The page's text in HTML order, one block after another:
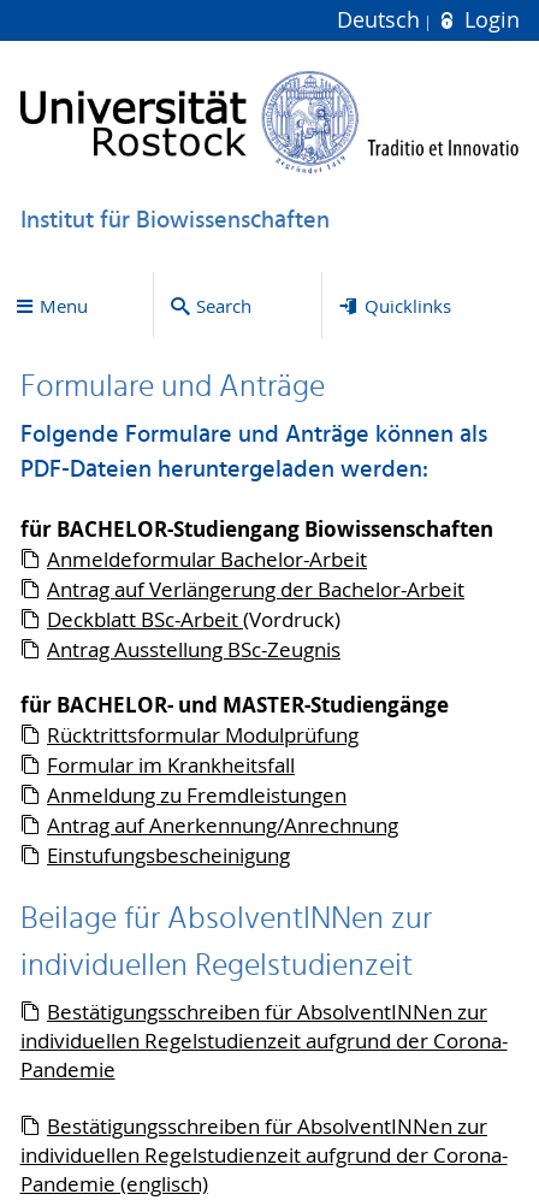
Deutsch Login
Institut für Biowissenschaften
Menu Search Quicklinks
Formulare und Anträge
Folgende Formulare und Anträge können als
PDF-Dateien heruntergeladen werden:
für BACHELOR-Studiengang Biowissenschaften
Anmeldeformular Bachelor-Arbeit
Antrag auf Verlängerung der Bachelor-Arbeit
Deckblatt BSc-Arbeit(Vordruck)
Antrag Ausstellung BSc-Zeugnis
für BACHELOR- und MASTER-Studiengänge
Rücktrittsformular Modulprüfung
Formular im Krankheitsfall
Anmeldung zu Fremdleistungen
Antrag auf Anerkennung/Anrechnung
Einstufungsbescheinigung
Beilage für AbsolventINNen zur
individuellen Regelstudienzeit
Bestätigungsschreiben für AbsolventINNen zur
individuellen Regelstudienzeit aufgrund der Corona-
Pandemie
Bestätigungsschreiben für AbsolventINNen zur
individuellen Regelstudienzeit aufgrund der Corona-
Pandemie (englisch)